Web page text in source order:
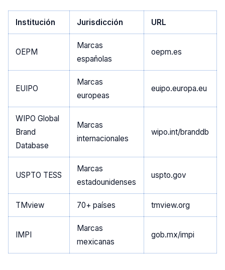
Institución Jurisdicción URL
OEPM
Marcas
españolas
oepm.es
EUIPO
Marcas
europeas
euipo.europa.eu
WIPO Global
Brand
Database
Marcas
internacionales
wipo.int/branddb
USPTO TESS
Marcas
estadounidenses
uspto.gov
TMview 70+ países tmview.org
IMPI
Marcas
mexicanas
gob.mx/impi